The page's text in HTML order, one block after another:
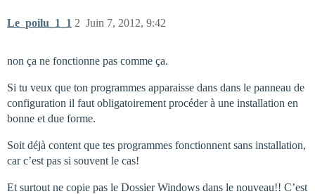
Le_poilu_1_1 Juin 7, 2012, 9:42
2
non ça ne fonctionne pas comme ça.
Si tu veux que ton programmes apparaisse dans dans le panneau de
configuration il faut obligatoirement procéder à une installation en
bonne et due forme.
Soit déjà content que tes programmes fonctionnent sans installation,
car c’est pas si souvent le cas!
Et surtout ne copie pas le Dossier Windows dans le nouveau!! C’est